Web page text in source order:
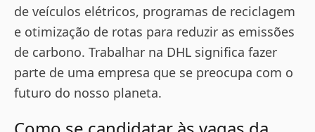
de veículos elétricos, programas de reciclagem
e otimização de rotas para reduzir as emissões
de carbono. Trabalhar na DHL significa fazer
parte de uma empresa que se preocupa com o
futuro do nosso planeta.